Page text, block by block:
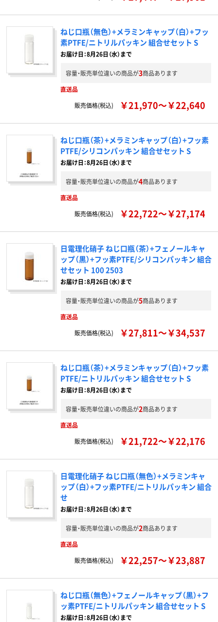
ねじ口瓶（無色）+メラミンキャップ（白）+フッ
素PTFE/ニトリルパッキン 組合せセット S
お届け日：8月26日（水）まで
容量・販売単位違いの商品が3商品あります
直送品
販売価格(税込)
￥21,970～￥22,640
ねじ口瓶（茶）+メラミンキャップ（白）+フッ素
PTFE/シリコンパッキン 組合せセット S
お届け日：8月26日（水）まで
容量・販売単位違いの商品が4商品あります
直送品
販売価格(税込)
￥22,722～￥27,174
日電理化硝子 ねじ口瓶（茶）+フェノールキャ
ップ（黒）+フッ素PTFE/シリコンパッキン 組合
せセット 100 2503
お届け日：8月26日（水）まで
容量・販売単位違いの商品が5商品あります
直送品
販売価格(税込)
￥27,811～￥34,537
ねじ口瓶（茶）+メラミンキャップ（白）+フッ素
PTFE/ニトリルパッキン 組合せセット S
お届け日：8月26日（水）まで
容量・販売単位違いの商品が2商品あります
直送品
販売価格(税込)
￥21,722～￥22,176
日電理化硝子 ねじ口瓶（無色）+メラミンキャ
ップ（白）+フッ素PTFE/ニトリルパッキン 組合
せ
お届け日：8月26日（水）まで
容量・販売単位違いの商品が2商品あります
直送品
販売価格(税込)
￥22,257～￥23,887
ねじ口瓶（無色）+フェノールキャップ（黒）+フ
ッ素PTFE/ニトリルパッキン 組合せセット S
お届け日：8月26日（水）まで